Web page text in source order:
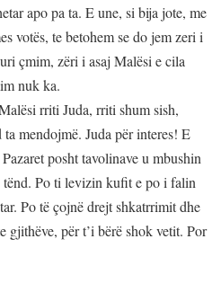
apo pa ta. E une, si bija jote, me
votës, te betohem se do jem zeri i
çmim, zëri i asaj Malësi e cila
nuk ka.
rriti Juda, rriti shum sish,
mendojmë. Juda për interes! E
posht tavolinave u mbushin
Po ti levizin kufit e po i falin
Po të çojnë drejt shkatrrimit dhe
gjithëve, për t’i bërë shok vetit. Por